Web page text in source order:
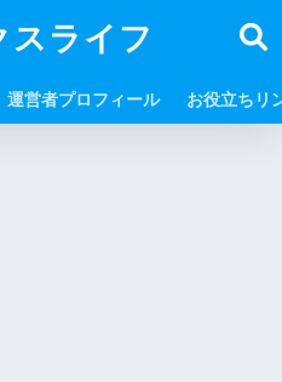
スライフ
運営者プロフィール お役立ちリ